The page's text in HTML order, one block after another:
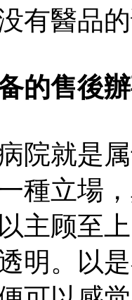
有醫品
的售後
院就是
種立場
主顾至
明。以